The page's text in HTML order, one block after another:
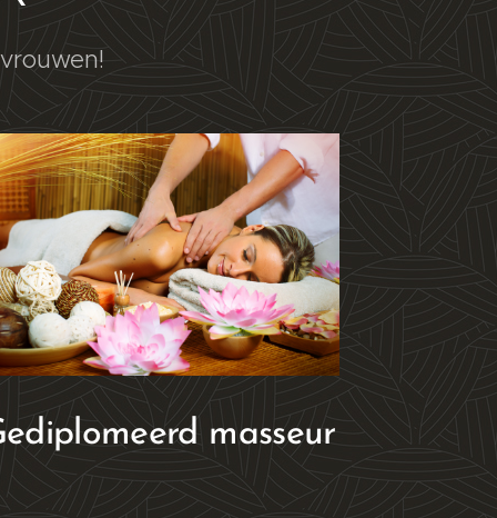
masseur